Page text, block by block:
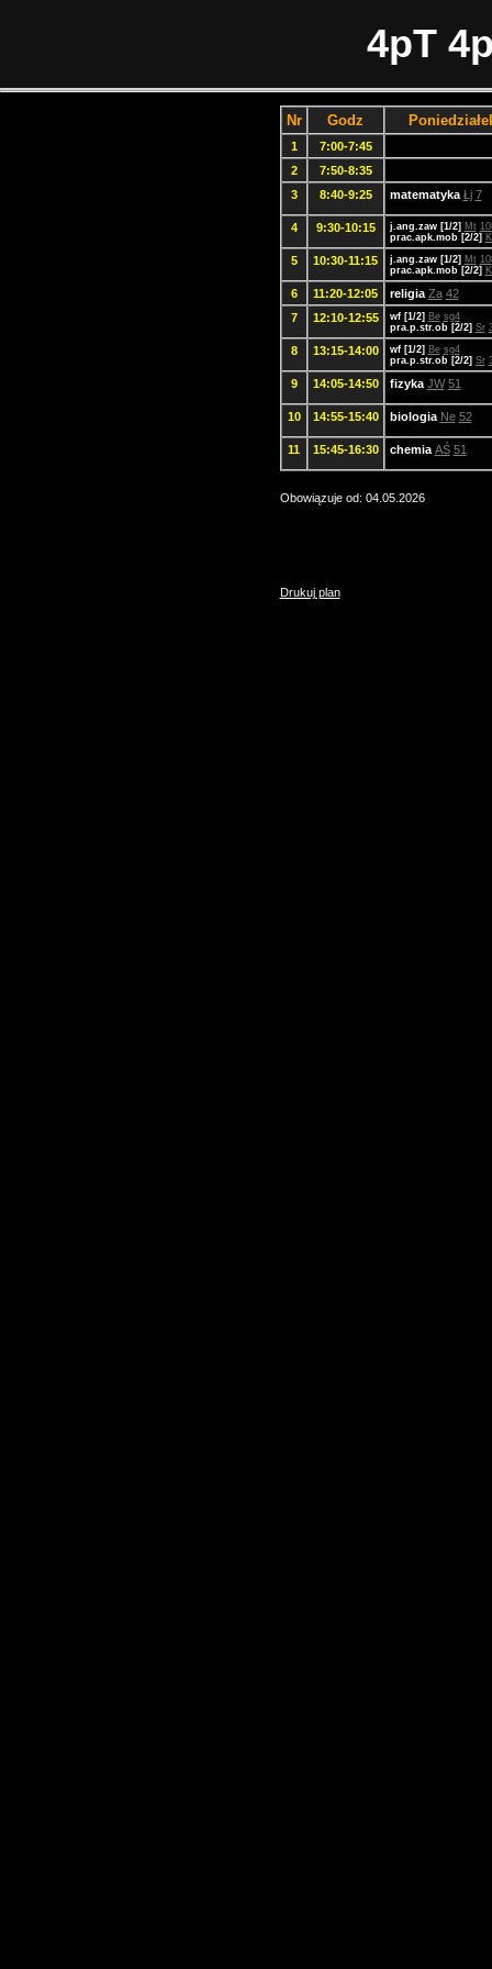
4pT
Nr Godz
1
7:00-7:45
2
7:50-8:35
3
8:40-9:25 matematyka Łj 7
4 9:30-10:15 j.ang.zaw [1/2] Mt
prac.apk.mob [2/2]
5 10:30-11:15 j.ang.zaw [1/2] Mt
prac.apk.mob [2/2]
6 11:20-12:05 religia Za 42
7
12:10-12:55 wf [1/2] Be sg4
pra.p.str.ob [2/2] Sr
8 13:15-14:00 wf [1/2] Be sg4
pra.p.str.ob [2/2] Sr
9 14:05-14:50 fizyka JW 51
10 14:55-15:40 biologia Ne 52
11 15:45-16:30 chemia AŚ 51
Obowiązuje od: 04.05.2026
Drukuj plan